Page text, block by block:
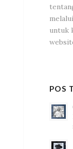
untuk
POS